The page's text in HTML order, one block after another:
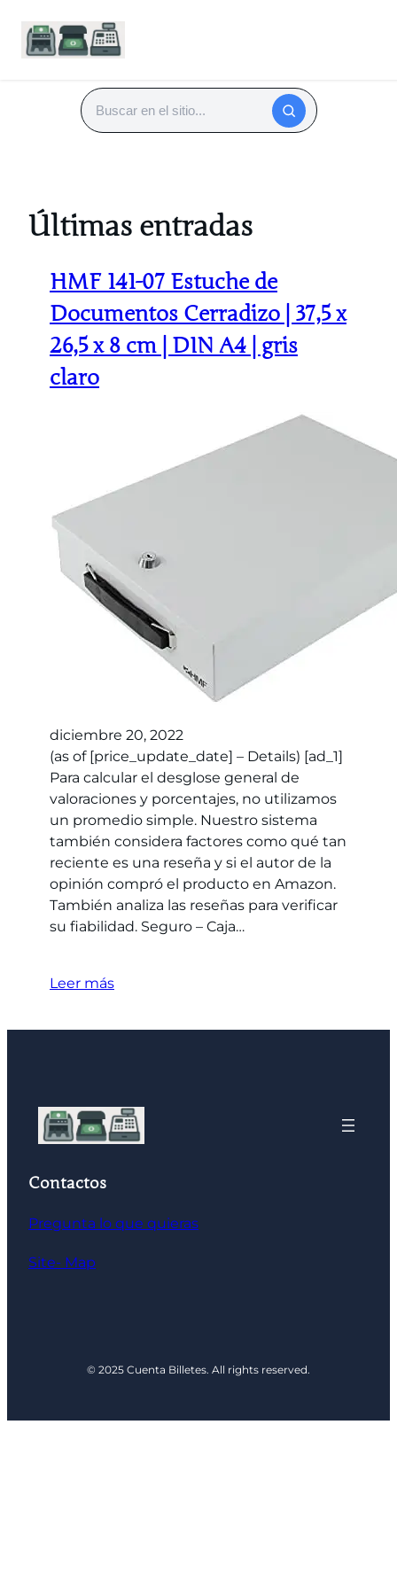
Buscar
Últimas entradas
HMF 141-07 Estuche de
Documentos Cerradizo | 37,5 x
26,5 x 8 cm | DIN A4 | gris
claro
diciembre 20, 2022
(as of [price_update_date] – Details) [ad_1]
Para calcular el desglose general de
valoraciones y porcentajes, no utilizamos
un promedio simple. Nuestro sistema
también considera factores como qué tan
reciente es una reseña y si el autor de la
opinión compró el producto en Amazon.
También analiza las reseñas para verificar
su fiabilidad. Seguro – Caja…
Leer más
Contactos
Pregunta lo que quieras
Site- Map
© 2025 Cuenta Billetes. All rights reserved.